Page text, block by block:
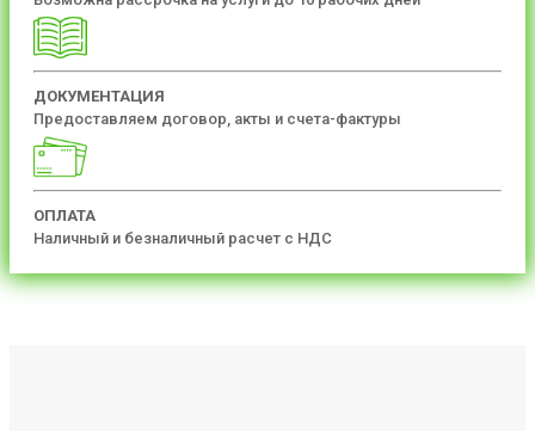
ДОКУМЕНТАЦИЯ
Предоставляем договор, акты и счета-фактуры
ОПЛАТА
Наличный и безналичный расчет с НДС